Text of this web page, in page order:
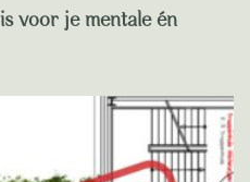
voor je mentale én